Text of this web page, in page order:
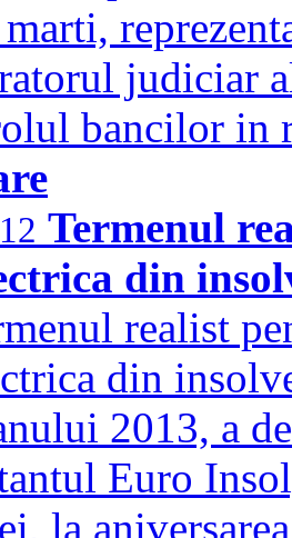
judiciar
bancilor in
Termenul
din
realist
din
2013, a
Euro
la